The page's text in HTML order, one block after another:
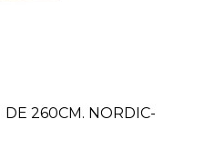
260CM. NORDIC-